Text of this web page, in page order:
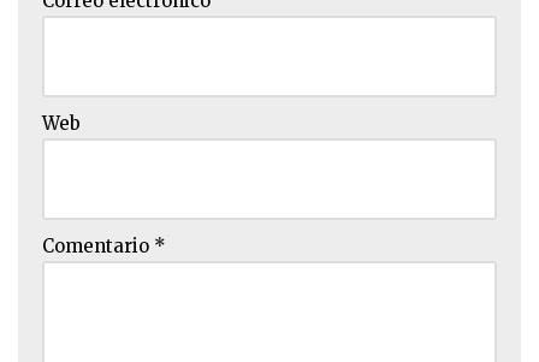
Web
Comentario *